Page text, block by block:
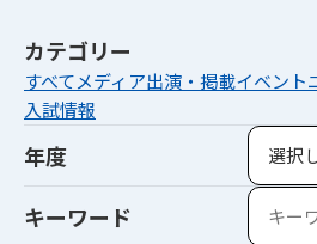
カテゴリー
すべてメディア出演・掲載イベント
入試情報
年度
キーワード